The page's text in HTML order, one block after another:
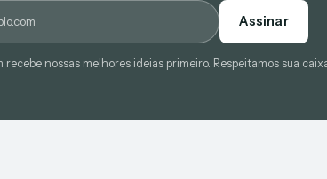
Assinar
recebe nossas melhores ideias primeiro. Respeitamos sua